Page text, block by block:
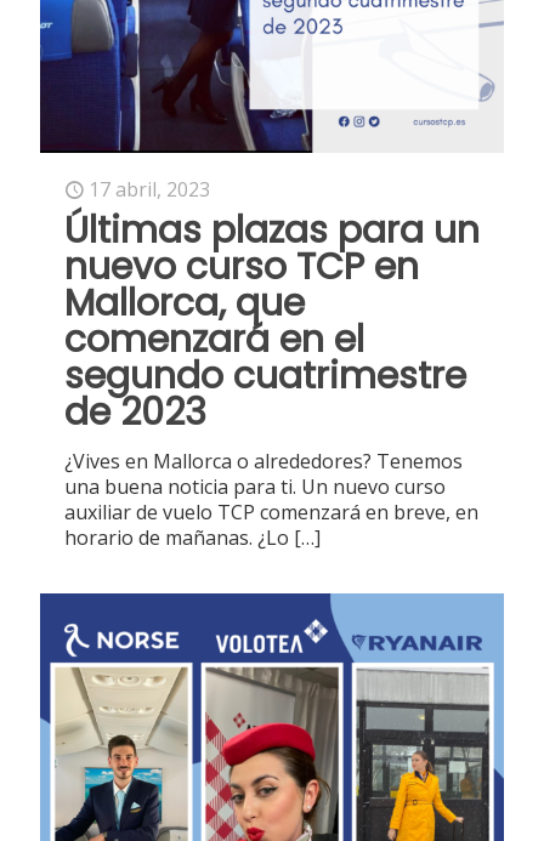
17 abril, 2023
Últimas plazas para un
nuevo curso TCP en
Mallorca, que
comenzará en el
segundo cuatrimestre
de 2023
¿Vives en Mallorca o alrededores? Tenemos
una buena noticia para ti. Un nuevo curso
auxiliar de vuelo TCP comenzará en breve, en
horario de mañanas. ¿Lo […]